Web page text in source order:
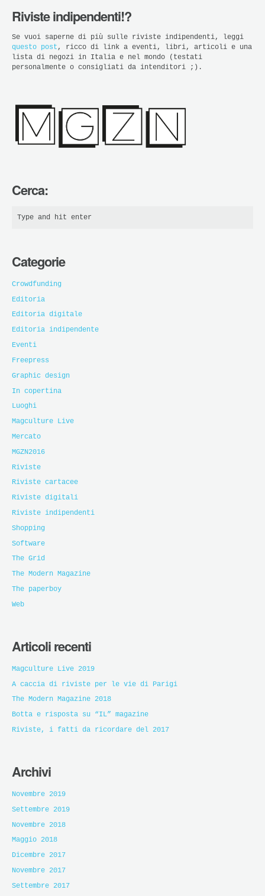
Riviste indipendenti!?
Se vuoi saperne di più sulle riviste indipendenti, leggi
questo post , ricco di link a eventi, libri, articoli e una
lista di negozi in Italia e nel mondo (testati
personalmente o consigliati da intenditori ;).
Cerca:
Categorie
Crowdfunding
Editoria
Editoria digitale
Editoria indipendente
Eventi
Freepress
Graphic design
In copertina
Luoghi
Magculture Live
Mercato
MGZN2016
Riviste
Riviste cartacee
Riviste digitali
Riviste indipendenti
Shopping
Software
The Grid
The Modern Magazine
The paperboy
Web
Articoli recenti
Magculture Live 2019
A caccia di riviste per le vie di Parigi
The Modern Magazine 2018
Botta e risposta su “IL” magazine
Riviste, i fatti da ricordare del 2017
Archivi
Novembre 2019
Settembre 2019
Novembre 2018
Maggio 2018
Dicembre 2017
Novembre 2017
Settembre 2017